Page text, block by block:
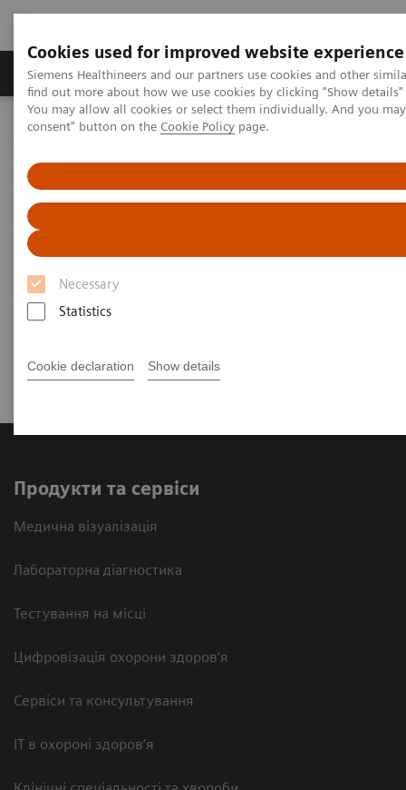
Cookies used for improved website experience
Siemens Healthineers and our partners use cookies and other
find out more about how we use cookies by clicking "Show
You may allow all cookies or select them individually. And you
consent" button on the Cookie Policy page.
Necessary
Statistics
Cookie declaration Show details
Продукція та сервіси Клінічні галузі
Домашня Bladder planning
Bladder cancer
Ця інформація вам допомогла?
Yes No
Продукти та сервіси
Медична візуалізація
Лабораторна діагностика
Тестування на місці
Цифровізація охорони здоров’я
Сервіси та консультування
ІТ в охороні здоров’я